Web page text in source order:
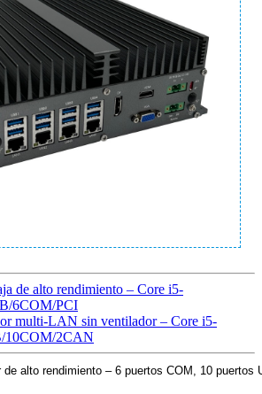
de alto rendimiento – Core i5-
6COM/PCI
multi-LAN sin ventilador – Core i5-
10COM/2CAN
alto rendimiento – 6 puertos COM, 10 puertos